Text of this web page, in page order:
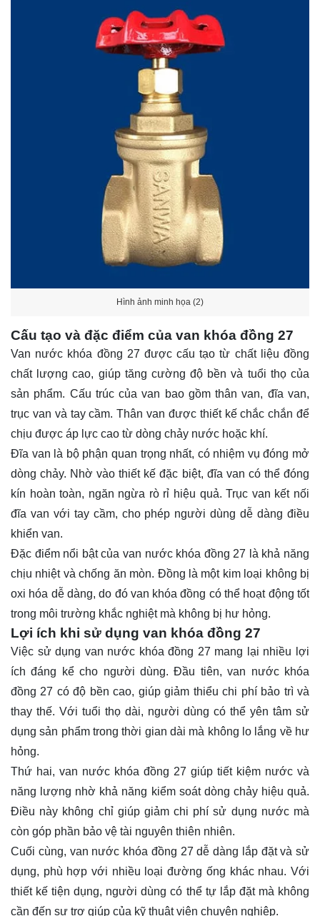
Hình ảnh minh họa (2)
Cấu tạo và đặc điểm của van khóa đồng 27
Van nước khóa đồng 27 được cấu tạo từ chất liệu đồng
chất lượng cao, giúp tăng cường độ bền và tuổi thọ của
sản phẩm. Cấu trúc của van bao gồm thân van, đĩa van,
trục van và tay cầm. Thân van được thiết kế chắc chắn để
chịu được áp lực cao từ dòng chảy nước hoặc khí.
Đĩa van là bộ phận quan trọng nhất, có nhiệm vụ đóng mở
dòng chảy. Nhờ vào thiết kế đặc biệt, đĩa van có thể đóng
kín hoàn toàn, ngăn ngừa rò rỉ hiệu quả. Trục van kết nối
đĩa van với tay cầm, cho phép người dùng dễ dàng điều
khiển van.
Đặc điểm nổi bật của van nước khóa đồng 27 là khả năng
chịu nhiệt và chống ăn mòn. Đồng là một kim loại không bị
oxi hóa dễ dàng, do đó van khóa đồng có thể hoạt động tốt
trong môi trường khắc nghiệt mà không bị hư hỏng.
Lợi ích khi sử dụng van khóa đồng 27
Việc sử dụng van nước khóa đồng 27 mang lại nhiều lợi
ích đáng kể cho người dùng. Đầu tiên, van nước khóa
đồng 27 có độ bền cao, giúp giảm thiểu chi phí bảo trì và
thay thế. Với tuổi thọ dài, người dùng có thể yên tâm sử
dụng sản phẩm trong thời gian dài mà không lo lắng về hư
hỏng.
Thứ hai, van nước khóa đồng 27 giúp tiết kiệm nước và
năng lượng nhờ khả năng kiểm soát dòng chảy hiệu quả.
Điều này không chỉ giúp giảm chi phí sử dụng nước mà
còn góp phần bảo vệ tài nguyên thiên nhiên.
Cuối cùng, van nước khóa đồng 27 dễ dàng lắp đặt và sử
dụng, phù hợp với nhiều loại đường ống khác nhau. Với
thiết kế tiện dụng, người dùng có thể tự lắp đặt mà không
cần đến sự trợ giúp của kỹ thuật viên chuyên nghiệp.